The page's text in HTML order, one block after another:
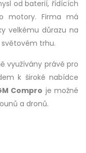
od baterií, řídících
motory. Firma má
velkému důrazu na
světovém trhu.
využívány právě pro
k široké nabídce
Compro je možné
a dronů.